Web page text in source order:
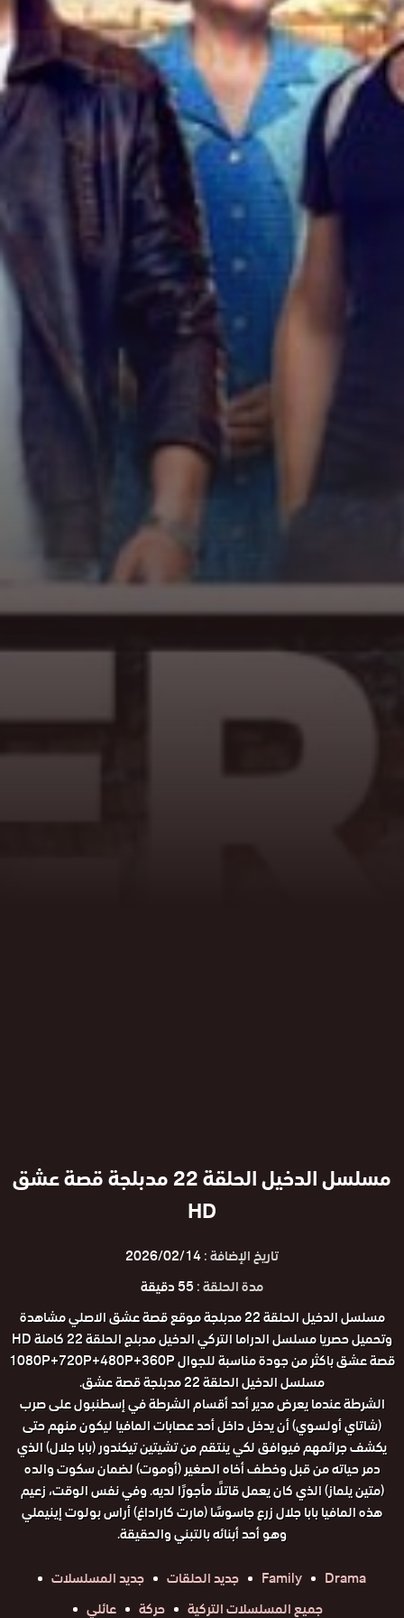
مسلسل الدخيل الحلقة 22 مدبلجة قصة عشق
HD
تاريخ الإضافة :2026/02/14
مدة الحلقة :55 دقيقة
مسلسل الدخيل الحلقة 22 مدبلجة موقع قصة عشق الاصلي مشاهدة
وتحميل حصريا مسلسل الدراما التركي الدخيل مدبلج الحلقة 22 كاملة HD
قصة عشق باكثر من جودة مناسبة للجوال 1080P+720P+480P+360P
مسلسل الدخيل الحلقة 22 مدبلجة قصة عشق.
الشرطة عندما يعرض مدير أحد أقسام الشرطة في إسطنبول على صرب
(شاتاي أولسوي) أن يدخل داخل أحد عصابات المافيا ليكون منهم حتى
يكشف جرائمهم فيوافق لكي ينتقم من تشيتين تيكندور (بابا جلال) الذي
دمر حياته من قبل وخطف أخاه الصغير (أوموت) لضمان سكوت والده
(متين يلماز) الذي كان يعمل قاتلًا مأجورًا لديه. وفي نفس الوقت، زعيم
هذه المافيا بابا جلال زرع جاسوسًا (مارت كاراداغ) أراس بولوت إينيملي
وهو أحد أبنائه بالتبني والحقيقة.
Drama
Family جديد الحلقات
جديد المسلسلات
جميع المسلسلات التركية
حركة عائلي